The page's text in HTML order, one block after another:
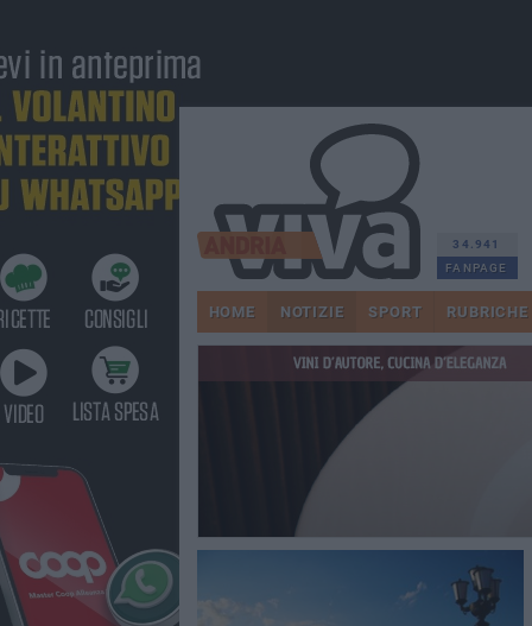
34.941
FANPAGE
HOME NOTIZIE SPORT RUBRICHE